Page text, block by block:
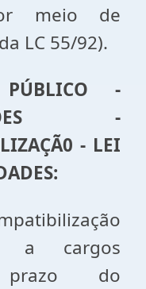
meio de
LC 55/92).
-
-
- LEI
a cargos
do